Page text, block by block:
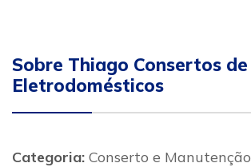
Sobre Thiago Consertos de
Eletrodomésticos
Categoria: Conserto e Manutenção